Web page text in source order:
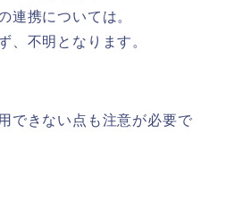
連携については。
、不明となります。
できない点も注意が必要で